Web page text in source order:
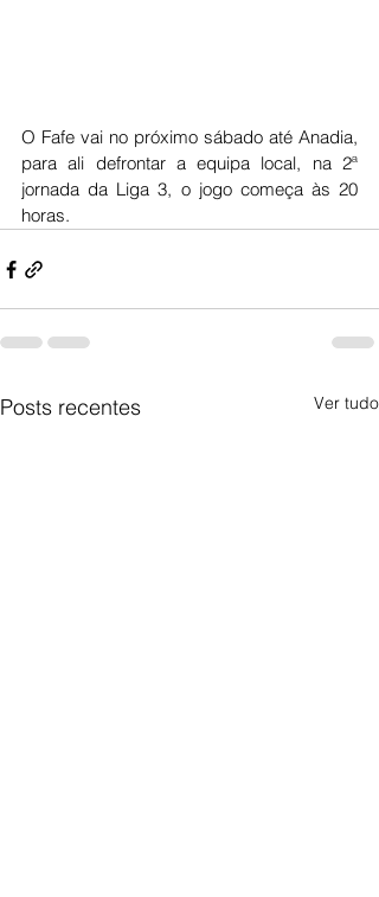
O Fafe vai no próximo sábado até Anadia,
para ali defrontar a equipa local, na 2ª
jornada da Liga 3, o jogo começa às 20
horas.
Posts recentes Ver tudo